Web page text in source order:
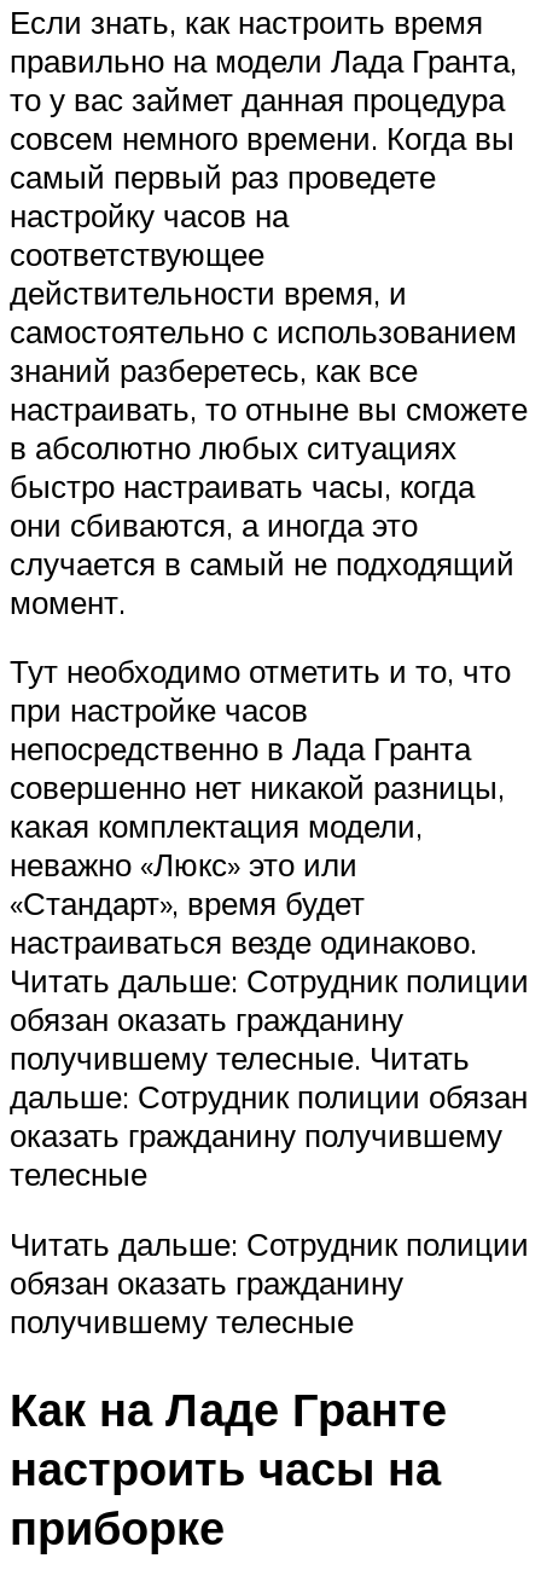
Если знать, как настроить время
правильно на модели Лада Гранта,
то у вас займет данная процедура
совсем немного времени. Когда вы
самый первый раз проведете
настройку часов на
соответствующее
действительности время, и
самостоятельно с использованием
знаний разберетесь, как все
настраивать, то отныне вы сможете
в абсолютно любых ситуациях
быстро настраивать часы, когда
они сбиваются, а иногда это
случается в самый не подходящий
момент.
Тут необходимо отметить и то, что
при настройке часов
непосредственно в Лада Гранта
совершенно нет никакой разницы,
какая комплектация модели,
неважно «Люкс» это или
«Стандарт», время будет
настраиваться везде одинаково.
Читать дальше: Сотрудник полиции
обязан оказать гражданину
получившему телесные. Читать
дальше: Сотрудник полиции обязан
оказать гражданину получившему
телесные
Читать дальше: Сотрудник полиции
обязан оказать гражданину
получившему телесные
Как на Ладе Гранте
настроить часы на
приборке